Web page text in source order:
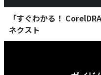
「すぐわかる！
ネクスト